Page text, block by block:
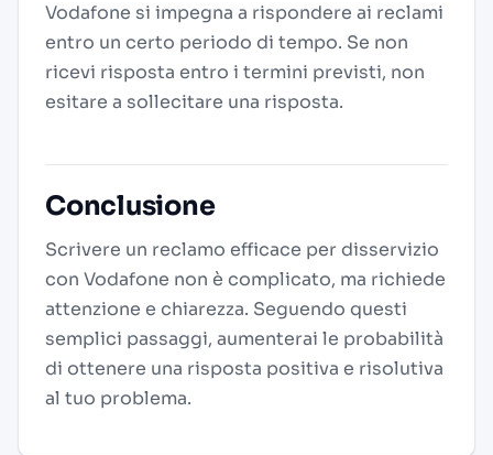
Vodafone si impegna a rispondere ai reclami
entro un certo periodo di tempo. Se non
ricevi risposta entro i termini previsti, non
esitare a sollecitare una risposta.
Conclusione
Scrivere un reclamo efficace per disservizio
con Vodafone non è complicato, ma richiede
attenzione e chiarezza. Seguendo questi
semplici passaggi, aumenterai le probabilità
di ottenere una risposta positiva e risolutiva
al tuo problema.